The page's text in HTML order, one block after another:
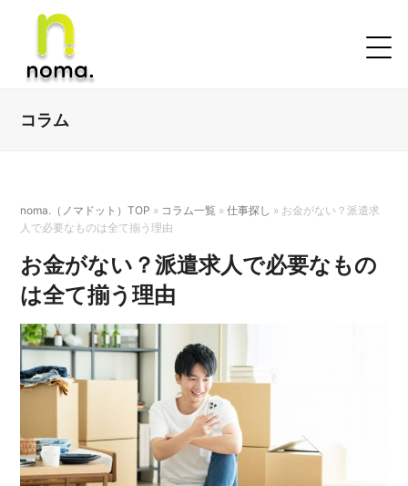
コラム
noma.（ノマドット）TOP » コラム一覧 »仕事探し » お金がない？派遣求
人で必要なものは全て揃う理由
お金がない？派遣求人で必要なもの
は全て揃う理由